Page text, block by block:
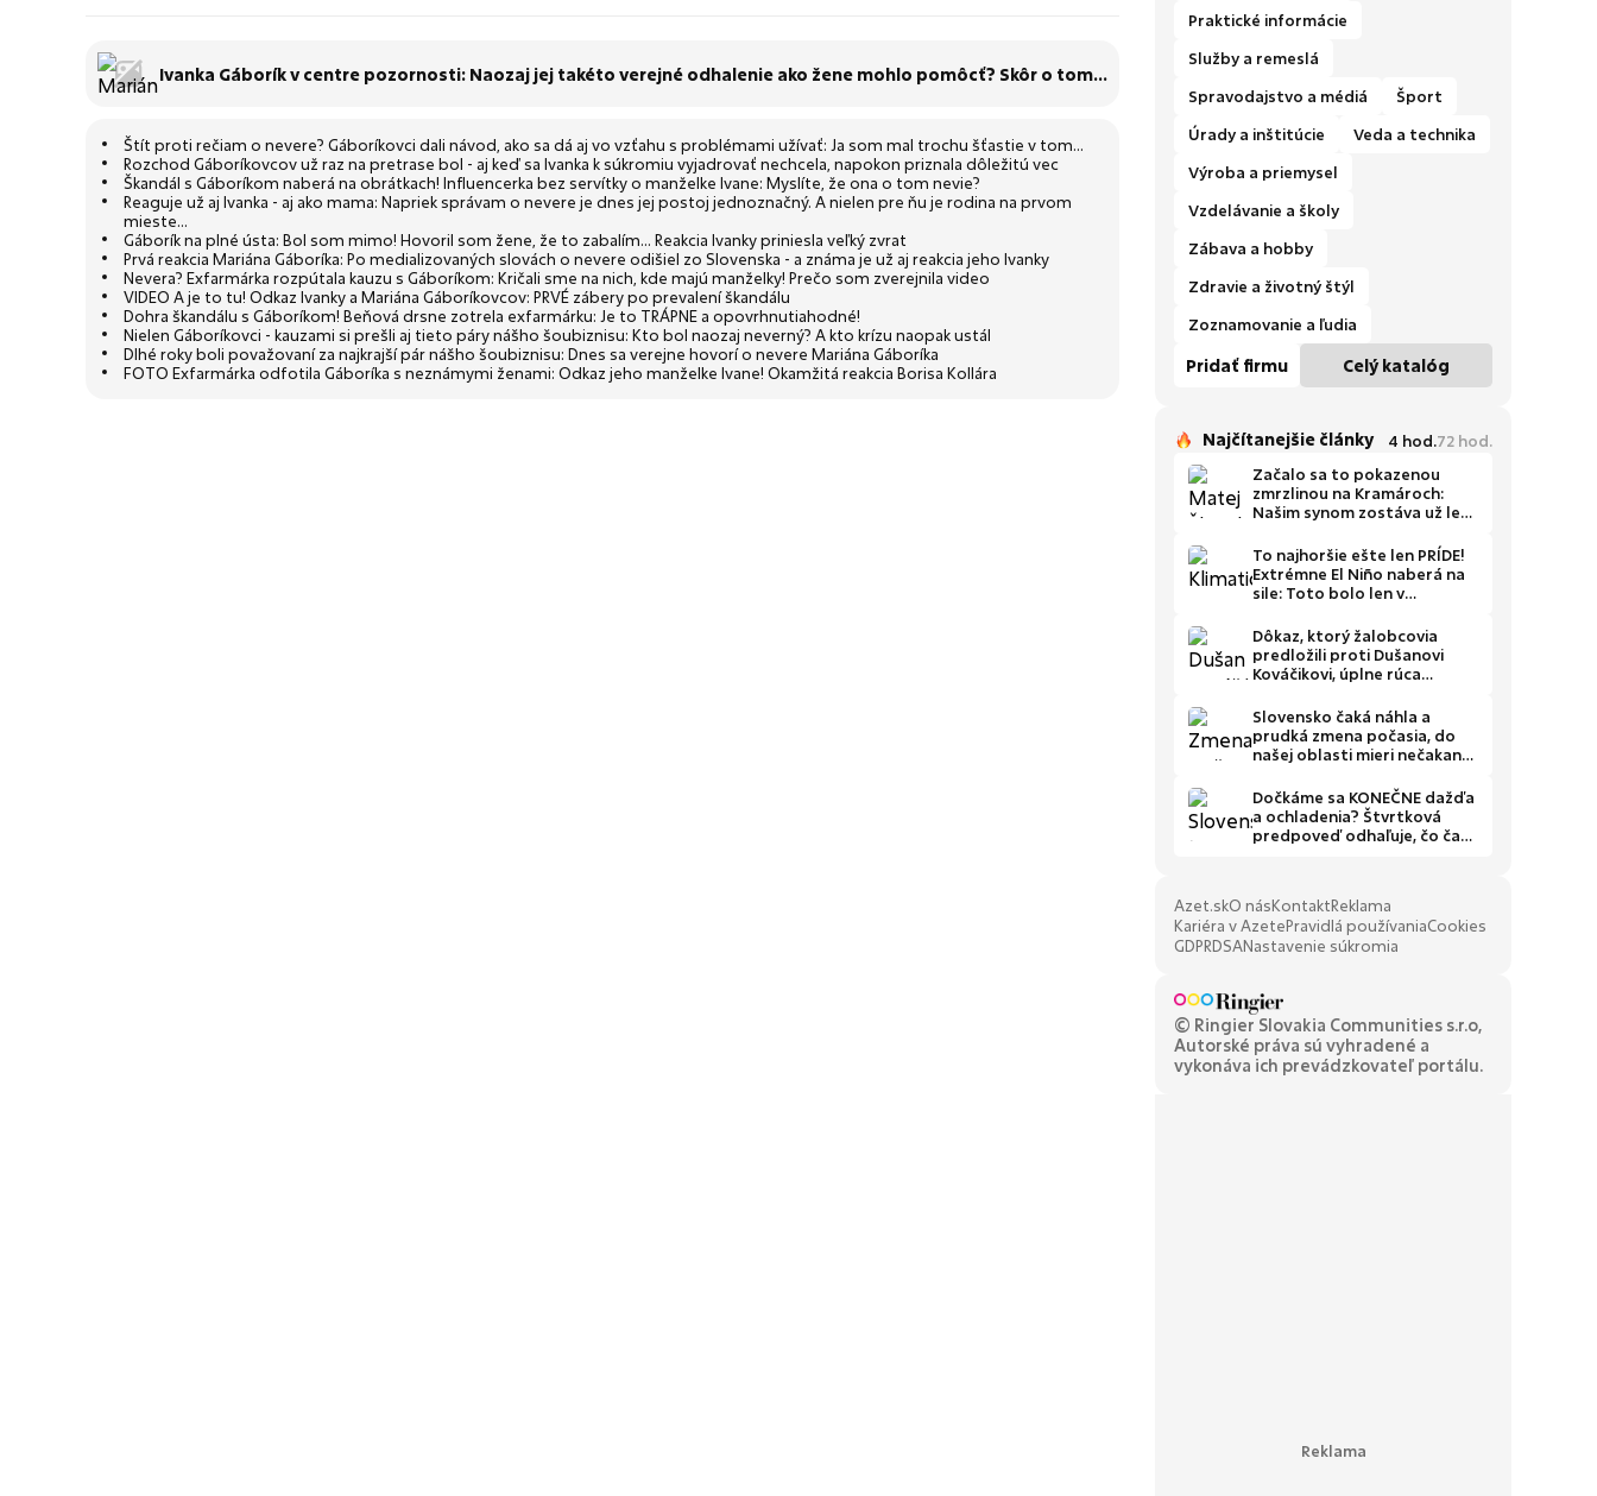
Praktické informácie
Služby a remeslá
Spravodajstvo a médiá
Šport
Úrady a inštitúcie
Veda a technika
Výroba a priemysel
Vzdelávanie a školy
Zábava a hobby
Zdravie a životný štýl
Zoznamovanie a ľudia
Pridať firmu Celý katalóg
Najčítanejšie články 4 hod.72 hod.
Začalo sa to pokazenou
zmrzlinou na Kramároch:
Našim synom zostáva už len
naplno
To najhoršie ešte len PRÍDE!
Extrémne El Niño naberá na
sile: Toto bolo len v
Dôkaz, ktorý žalobcovia
predložili proti Dušanovi
Kováčikovi, úplne rúca
Slovensko čaká náhla a
prudká zmena počasia, do
našej oblasti mieri nečakaný
Dočkáme sa KONEČNE dažďa
a ochladenia? Štvrtková
predpoveď odhaľuje, čo čaká
Azet.skO násKontaktReklama
Kariéra v AzetePravidlá používaniaCookies
GDPRDSANastavenie súkromia
© Ringier Slovakia Communities s.r.o,
Autorské práva sú vyhradené a
vykonáva ich prevádzkovateľ portálu.
Ivanka Gáborík v centre pozornosti: Naozaj jej takéto verejné odhalenie ako žene mohlo pomôcť? Skôr o tom
Štít proti rečiam o nevere? Gáboríkovci dali návod, ako sa dá aj vo vzťahu s problémami užívať: Ja som mal trochu šťastie v tom...
Rozchod Gáboríkovcov už raz na pretrase bol - aj keď sa Ivanka k súkromiu vyjadrovať nechcela, napokon priznala dôležitú vec
Škandál s Gáboríkom naberá na obrátkach! Influencerka bez servítky o manželke Ivane: Myslíte, že ona o tom nevie?
Reaguje už aj Ivanka - aj ako mama: Napriek správam o nevere je dnes jej postoj jednoznačný. A nielen pre ňu je rodina na prvom
mieste...
Gáborík na plné ústa: Bol som mimo! Hovoril som žene, že to zabalím... Reakcia Ivanky priniesla veľký zvrat
Prvá reakcia Mariána Gáboríka: Po medializovaných slovách o nevere odišiel zo Slovenska - a známa je už aj reakcia jeho Ivanky
Nevera? Exfarmárka rozpútala kauzu s Gáboríkom: Kričali sme na nich, kde majú manželky! Prečo som zverejnila video
VIDEO A je to tu! Odkaz Ivanky a Mariána Gáboríkovcov: PRVÉ zábery po prevalení škandálu
Dohra škandálu s Gáboríkom! Beňová drsne zotrela exfarmárku: Je to TRÁPNE a opovrhnutiahodné!
Nielen Gáboríkovci - kauzami si prešli aj tieto páry nášho šoubiznisu: Kto bol naozaj neverný? A kto krízu naopak ustál
Dlhé roky boli považovaní za najkrajší pár nášho šoubiznisu: Dnes sa verejne hovorí o nevere Mariána Gáboríka
FOTO Exfarmárka odfotila Gáboríka s neznámymi ženami: Odkaz jeho manželke Ivane! Okamžitá reakcia Borisa Kollára